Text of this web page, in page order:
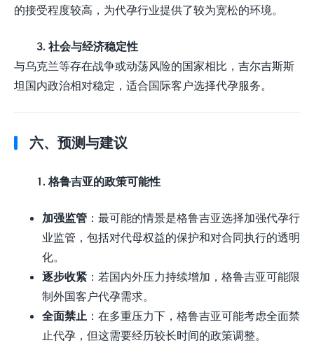
的接受程度较高，为代孕行业提供了较为宽松的环境。
3. 社会与经济稳定性
与乌克兰等存在战争或动荡风险的国家相比，吉尔吉斯斯
坦国内政治相对稳定，适合国际客户选择代孕服务。
六、预测与建议
1. 格鲁吉亚的政策可能性
加强监管 ：最可能的情景是格鲁吉亚选择加强代孕行
业监管，包括对代母权益的保护和对合同执行的透明
化。
逐步收紧 ：若国内外压力持续增加，格鲁吉亚可能限
制外国客户代孕需求。
全面禁止 ：在多重压力下，格鲁吉亚可能考虑全面禁
止代孕，但这需要经历较长时间的政策调整。